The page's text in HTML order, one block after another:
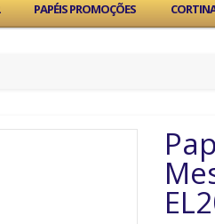
PAPÉIS PROMOÇÕES